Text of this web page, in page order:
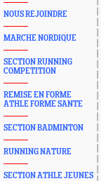
NOUS REJOINDRE
MARCHE NORDIQUE
SECTION RUNNING
COMPETITION
REMISE EN FORME
ATHLE FORME SANTE
SECTION BADMINTON
RUNNING NATURE
SECTION ATHLE JEUNES